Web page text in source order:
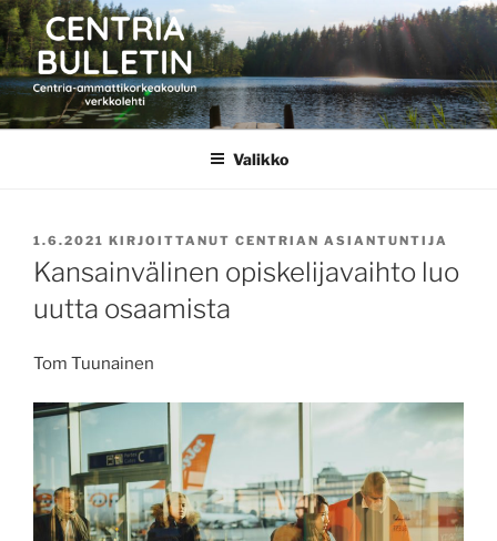
Siirry
sisältöön
CENTRIA BULLETIN
Valikko
JULKAISTU
1.6.2021 KIRJOITTANUT CENTRIAN ASIANTUNTIJA
Kansainvälinen opiskelijavaihto luo
uutta osaamista
Tom Tuunainen